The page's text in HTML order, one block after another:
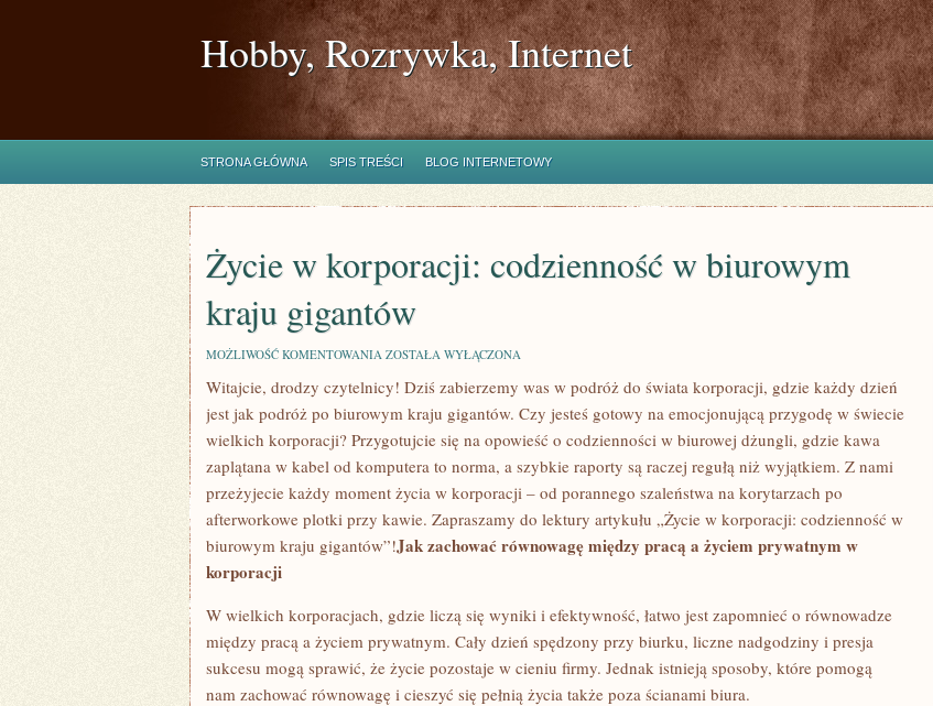
Hobby, Rozrywka, Internet
STRONA GŁÓWNA SPIS TREŚCI BLOG INTERNETOWY
Życie w korporacji: codzienność w biurowym
kraju gigantów
MOŻLIWOŚĆ KOMENTOWANIA ŻYCIE
KORPORACJI:
CODZIENNOŚĆ
W
BIUROWYM
KRAJU
GIGANTÓW
ZOSTAŁA WYŁĄCZONA
Witajcie, drodzy czytelnicy! Dziś zabierzemy was w podróż ​do⁤ świata⁣ korporacji, gdzie⁢ każdy⁢ dzień
jest ​jak podróż po biurowym​ kraju gigantów.‌ Czy jesteś gotowy na emocjonującą⁢ przygodę w świecie
wielkich korporacji?⁢ Przygotujcie ‌się na⁣ opowieść o ⁣codzienności‍ w ‌biurowej⁤ dżungli,⁢ gdzie kawa⁣
zaplątana w​ kabel ⁤od​ komputera‌ to norma, a szybkie raporty są raczej regułą niż wyjątkiem. Z‌ nami
przeżyjecie każdy moment życia w⁤ korporacji‍ – ⁤od porannego szaleństwa na korytarzach po
afterworkowe plotki przy⁤ kawie. Zapraszamy ⁣do lektury artykułu „Życie⁢ w ⁣korporacji:‍ codzienność w
biurowym ⁢kraju​ gigantów”!Jak zachować równowagę między pracą a życiem prywatnym w
korporacji
W wielkich ‍korporacjach, gdzie liczą się‍ wyniki i efektywność, łatwo jest zapomnieć o ‌równowadze​
między pracą a życiem prywatnym. Cały ⁣dzień spędzony przy⁣ biurku, liczne nadgodziny i presja
sukcesu mogą​ sprawić, że życie pozostaje w cieniu firmy. Jednak ⁣istnieją sposoby,⁣ które pomogą
nam zachować równowagę⁣ i cieszyć się pełnią życia także poza ścianami biura.